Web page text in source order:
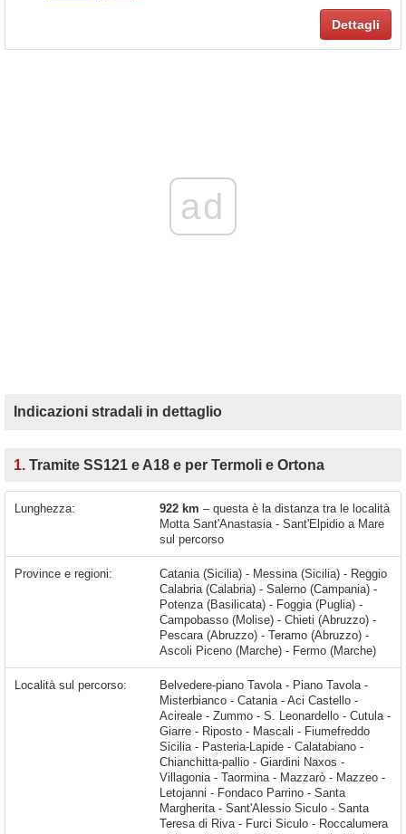
Dettagli
ad
Indicazioni stradali in dettaglio
1. Tramite SS121 e A18 e per Termoli e Ortona
Lunghezza: 922 km – questa è la distanza tra le località
Motta Sant'Anastasia - Sant'Elpidio a Mare
sul percorso
Province e regioni:
Catania (Sicilia) - Messina (Sicilia) - Reggio
Calabria (Calabria) - Salerno (Campania) -
Potenza (Basilicata) - Foggia (Puglia) -
Campobasso (Molise) - Chieti (Abruzzo) -
Pescara (Abruzzo) - Teramo (Abruzzo) -
Ascoli Piceno (Marche) - Fermo (Marche)
Località sul percorso: Belvedere-piano Tavola - Piano Tavola - Misterbianco - Catania - Aci Castello - Acireale - Zummo - S. Leonardello - Cutula - Giarre - Riposto - Mascali - Fiumefreddo Sicilia - Pasteria-Lapide - Calatabiano - Chianchitta-pallio - Giardini Naxos - Villagonia - Taormina - Mazzarò - Mazzeo - Letojanni - Fondaco Parrino - Santa Margherita - Sant'Alessio Siculo - Santa Teresa di Riva - Furci Siculo - Roccalumera - Nizza di Sicilia - Alì Terme - Itala Marina - Scaletta Marina - Messina - Villa San Giovanni - Campo Calabro - Buonabitacolo - Montesano Scalo